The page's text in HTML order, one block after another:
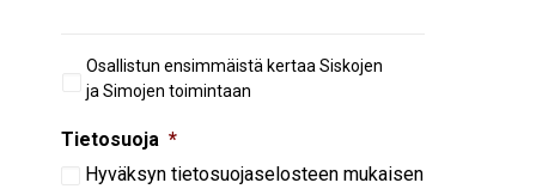
Aiempi
osallistuminen
Osallistun ensimmäistä kertaa Siskojen
ja Simojen toimintaan
Tietosuoja *
Hyväksyn tietosuojaselosteen mukaisen